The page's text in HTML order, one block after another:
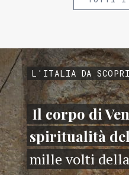
L'ITALIA DA
Il corpo di
spiritualità
mille volti